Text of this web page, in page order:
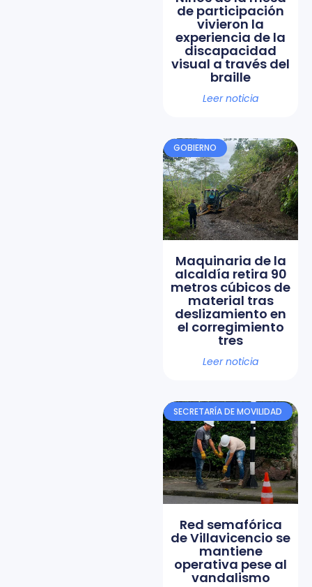
de participación
vivieron la
experiencia de la
discapacidad
visual a través del
braille
Leer noticia
GOBIERNO
Maquinaria de la
alcaldía retira 90
metros cúbicos de
material tras
deslizamiento en
el corregimiento
tres
Leer noticia
SECRETARÍA DE MOVILIDAD
Red semafórica
de Villavicencio se
mantiene
operativa pese al
vandalismo